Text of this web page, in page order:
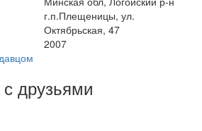
г.п.Плещеницы, ул.
Октябрьская, 47
2007
друзьями